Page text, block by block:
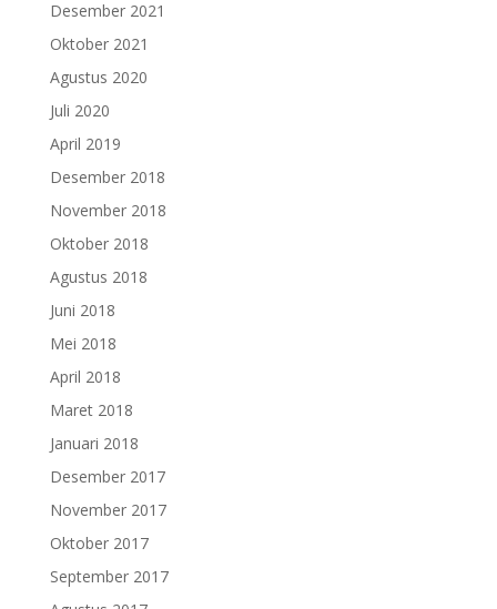
Desember 2021
Oktober 2021
Agustus 2020
Juli 2020
April 2019
Desember 2018
November 2018
Oktober 2018
Agustus 2018
Juni 2018
Mei 2018
April 2018
Maret 2018
Januari 2018
Desember 2017
November 2017
Oktober 2017
September 2017